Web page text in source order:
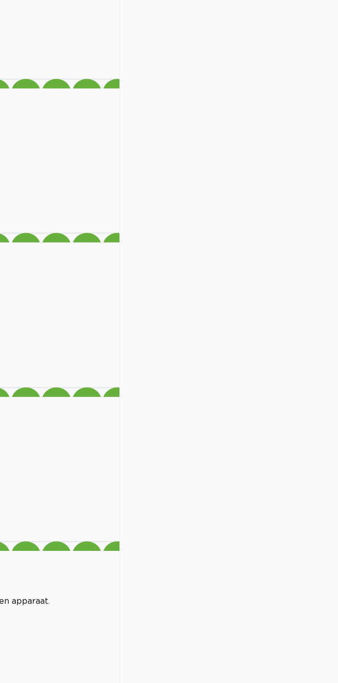
apparaat.